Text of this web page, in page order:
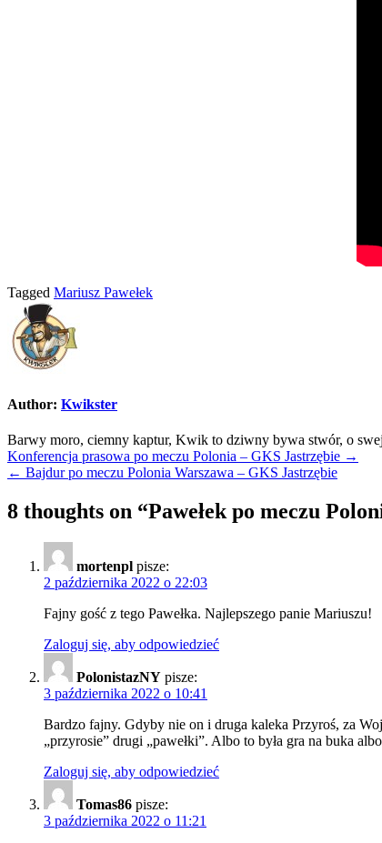
Tagged Mariusz Pawełek
Author: Kwikster
Barwy moro, ciemny kaptur, Kwik to dziwny bywa stwór, o
Nawigacja
wpisu
Konferencja prasowa po meczu Polonia – GKS Jastrzębie →
← Bajdur po meczu Polonia Warszawa – GKS Jastrzębie
8 thoughts on “Pawełek po meczu
mortenpl pisze:
2 października 2022 o 22:03
Fajny gość z tego Pawełka. Najlepszego panie Mariuszu!
Zaloguj się, aby odpowiedzieć
PolonistazNY pisze:
3 października 2022 o 10:41
Bardzo fajny. Gdyby nie on i druga kaleka Przyroś, za
„przyrosie” drugi „pawełki”. Albo to była gra na buka
Zaloguj się, aby odpowiedzieć
Tomas86 pisze:
3 października 2022 o 11:21